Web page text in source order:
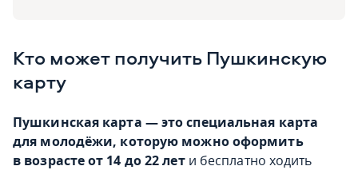
Кто может получить Пушкинскую
карту
Пушкинская карта — это специальная карта
для молодёжи, которую можно оформить
в возрасте от 14 до 22 лети бесплатно ходить